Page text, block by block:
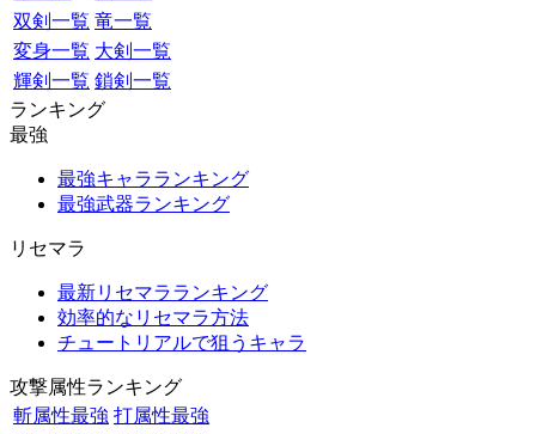
双剣一覧 竜一覧
変身一覧 大剣一覧
輝剣一覧 鎖剣一覧
ランキング
最強
最強キャラランキング
最強武器ランキング
リセマラ
最新リセマラランキング
効率的なリセマラ方法
チュートリアルで狙うキャラ
攻撃属性ランキング
斬属性最強 打属性最強